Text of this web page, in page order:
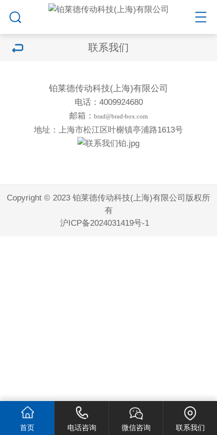
联系我们
铂莱德传动科技(上海)有限公司
电话：4009924680
邮箱： brad@brad-box.com
地址：上海市松江区叶榭镇亭浦路1613号
Copyright © 2023 铂莱德传动科技(上海)有限公司版权所
有
沪ICP备2024031419号-1
首页 电话咨询 微信咨询 联系我们